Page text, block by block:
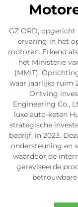
GZ ORD, opgericht
ervaring in het
motoren. Erkend
het Ministerie
(MMIT).
waar jaarlijks ruim
Ontving
Engineering Co.,
luxe auto-keten
strategische
bedrijf, in 2023.
ondersteuning en
waardoor de
gereviseerde